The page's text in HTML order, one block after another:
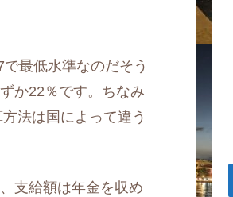
最低水準なのだそう
か22％です。ちなみ
法は国によって違う
支給額は年金を収め